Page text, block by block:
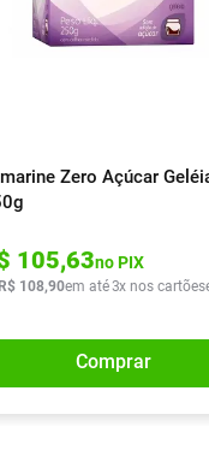
,96
Zero Açúcar
105,63no PIX
R$ 108,90em até3x nos cartões
Comprar